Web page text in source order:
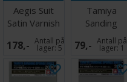
Aegis Suit
Satin Varnish
Spray
178,- Antall på
lager:5
Tamiya
Sanding
Sponge -
3000
79,- Antall på
lager:1